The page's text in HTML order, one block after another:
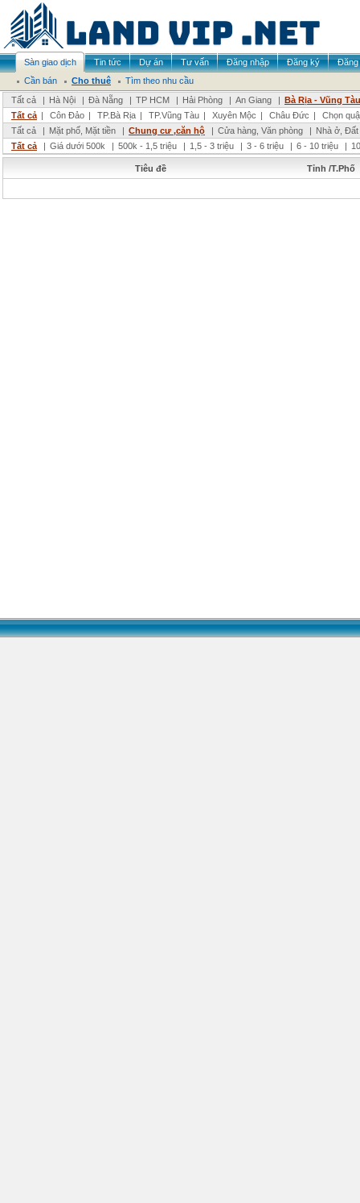
Sàn giao dịch Tin tức Dự án Tư vấn Đăng nhập Đăng ký
Đăng
Cần bán
Cho thuê
Tìm theo nhu cầu
Tất cả
| Hà Nội | Đà Nẵng | TP HCM | Hải Phòng | An Giang | Bà Rịa - Vũng Tàu
Tất cả | Côn Đảo | TP.Bà Rịa | TP.Vũng Tàu | Xuyên Mộc | Châu Đức |
Chọn
Tất cả
| Mặt phố, Mặt tiền | Chung cư ,căn hộ | Cửa hàng, Văn phòng | Nhà ở,
Tất cả
| Giá dưới 500k | 500k - 1,5 triệu | 1,5 - 3 triệu | 3 - 6 triệu | 6 - 10 triệu |
Tiêu đề Tỉnh /T.Phố